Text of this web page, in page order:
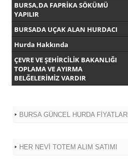
BURSA,DA FAPRİKA SÖKÜMÜ
YAPILIR
BURSADA UÇAK ALAN HURDACI
Hurda Hakkında
ÇEVRE VE ŞEHİRCİLİK BAKANLIĞI
TOPLAMA VE AYIRMA
BELĞELERİMİZ VARDIR
BURSA GÜNCEL HURDA FİYATLARI
HER NEVİ TOTEM ALIM SATIMI